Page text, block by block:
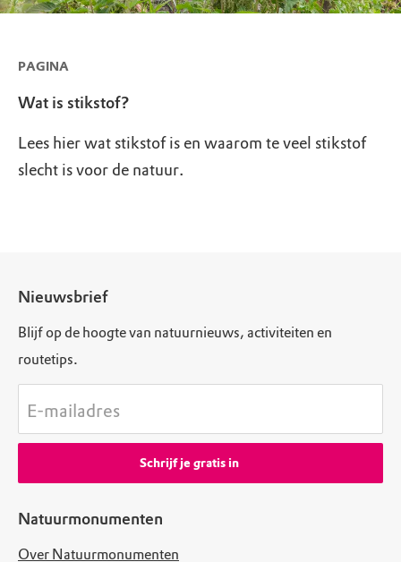
PAGINA
Wat is stikstof?
Lees hier wat stikstof is en waarom te veel stikstof
slecht is voor de natuur.
Natuurmonumenten
Over Natuurmonumenten
Nieuwsbrief
Blijf op de hoogte van natuurnieuws, activiteiten en
routetips.
E-mailadres
Schrijf je gratis in